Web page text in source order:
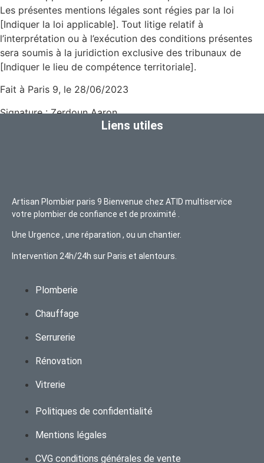
Les présentes mentions légales sont régies par la loi
[Indiquer la loi applicable]. Tout litige relatif à
l’interprétation ou à l’exécution des conditions présentes
sera soumis à la juridiction exclusive des tribunaux de
[Indiquer le lieu de compétence territoriale].
Fait à Paris 9, le 28/06/2023
Signature : Zerdoun Aaron
Liens utiles
Artisan Plombier paris 9 Bienvenue chez ATID multiservice
votre plombier de confiance et de proximité .
Une Urgence , une réparation , ou un chantier.
Intervention 24h/24h sur Paris et alentours.
Plomberie
Chauffage
Serrurerie
Rénovation
Vitrerie
Politiques de confidentialité
Mentions légales
CVG conditions générales de vente